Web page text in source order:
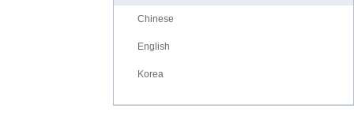
Chinese
English
Korea